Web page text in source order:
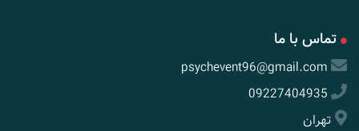
تماس با ما
psychevent96@gmail.com
09227404935
تهران